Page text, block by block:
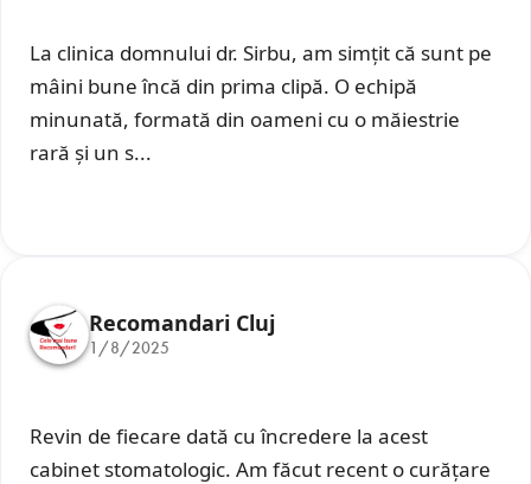
La clinica domnului dr. Sirbu, am simțit că sunt pe
mâini bune încă din prima clipă. O echipă
minunată, formată din oameni cu o măiestrie
rară și un s...
Recomandari Cluj
1/8/2025
Revin de fiecare dată cu încredere la acest
cabinet stomatologic. Am făcut recent o curățare